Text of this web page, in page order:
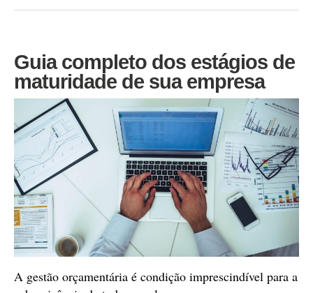
Guia completo dos estágios de
maturidade de sua empresa
A gestão orçamentária é condição imprescindível para a